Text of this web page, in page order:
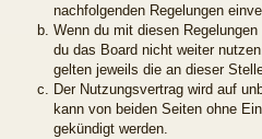
nachfolgenden Regelungen
Wenn du mit diesen
du das Board nicht weiter
gelten jeweils die an dieser
Der Nutzungsvertrag wird auf
kann von beiden Seiten ohne
gekündigt werden.